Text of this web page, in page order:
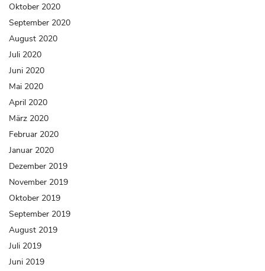
Oktober 2020
September 2020
August 2020
Juli 2020
Juni 2020
Mai 2020
April 2020
März 2020
Februar 2020
Januar 2020
Dezember 2019
November 2019
Oktober 2019
September 2019
August 2019
Juli 2019
Juni 2019